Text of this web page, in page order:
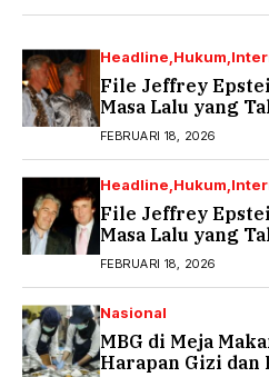
Headline Hukum
File Jeffrey
Masa Lalu yang
FEBRUARI 18, 2026
Headline Hukum
File Jeffrey
Masa Lalu yang
FEBRUARI 18, 2026
Nasional
MBG di Meja
Harapan Gizi dan